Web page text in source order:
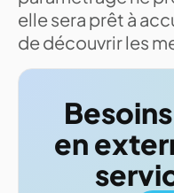
elle sera prêt à
de découvrir les
en